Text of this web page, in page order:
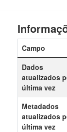
Campo
Dados
atualizados
última vez
Metadados
atualizados
última vez